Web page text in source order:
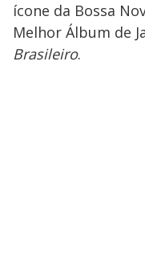
ícone da Bossa
Melhor Álbum de
Brasileiro.